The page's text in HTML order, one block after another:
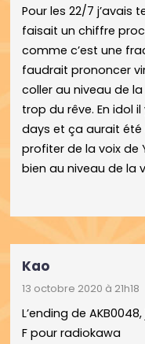
Pour les 22/7 j’avais
faisait un chiffre
comme c’est une
faudrait prononcer
coller au niveau de
trop du rêve. En idol
days et ça aurait
profiter de la voix de
bien au niveau de la
Kao
13 octobre 2020 à 21h18
L’ending de
F pour radiokawa